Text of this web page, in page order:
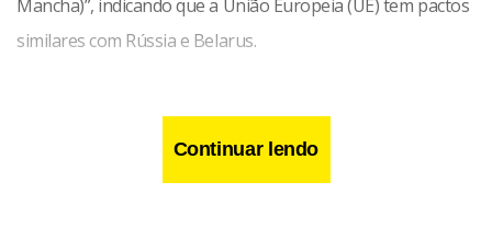
Mancha)”, indicando que a União Europeia (UE) tem pactos
similares com Rússia e Belarus.
Continuar lendo